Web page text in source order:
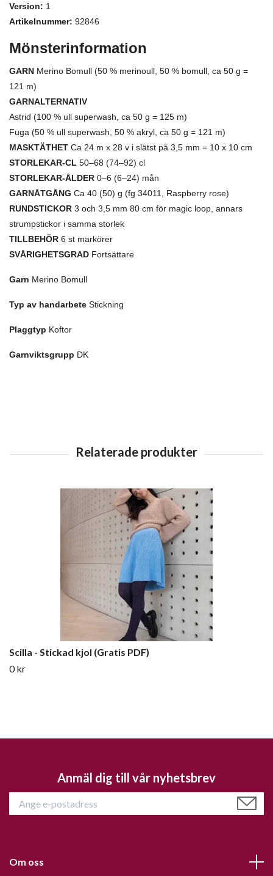
Version: 1
Artikelnummer: 92846
Mönsterinformation
GARN Merino Bomull (50 % merinoull, 50 % bomull, ca 50 g =
121 m)
GARNALTERNATIV
Astrid (100 % ull superwash, ca 50 g = 125 m)
Fuga (50 % ull superwash, 50 % akryl, ca 50 g = 121 m)
MASKTÄTHET Ca 24 m x 28 v i slätst på 3,5 mm = 10 x 10 cm
STORLEKAR-CL 50–68 (74–92) cl
STORLEKAR-ÅLDER 0–6 (6–24) mån
GARNÅTGÅNG Ca 40 (50) g (fg 34011, Raspberry rose)
RUNDSTICKOR 3 och 3,5 mm 80 cm för magic loop, annars
strumpstickor i samma storlek
TILLBEHÖR 6 st markörer
SVÅRIGHETSGRAD Fortsättare
Garn Merino Bomull
Typ av handarbete Stickning
Plaggtyp Koftor
Garnviktsgrupp DK
Scilla - Stickad kjol (Gratis PDF)
0 kr
Anmäl dig till vår nyhetsbrev
Om oss